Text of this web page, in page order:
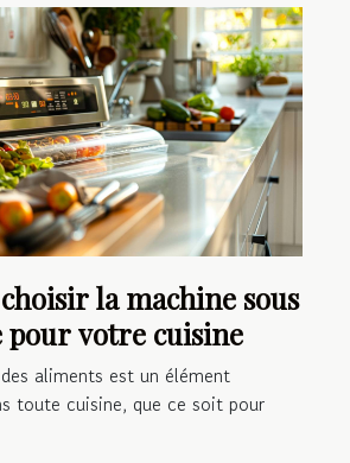
la machine sous
pour votre cuisine
aliments est un élément
toute cuisine, que ce soit pour